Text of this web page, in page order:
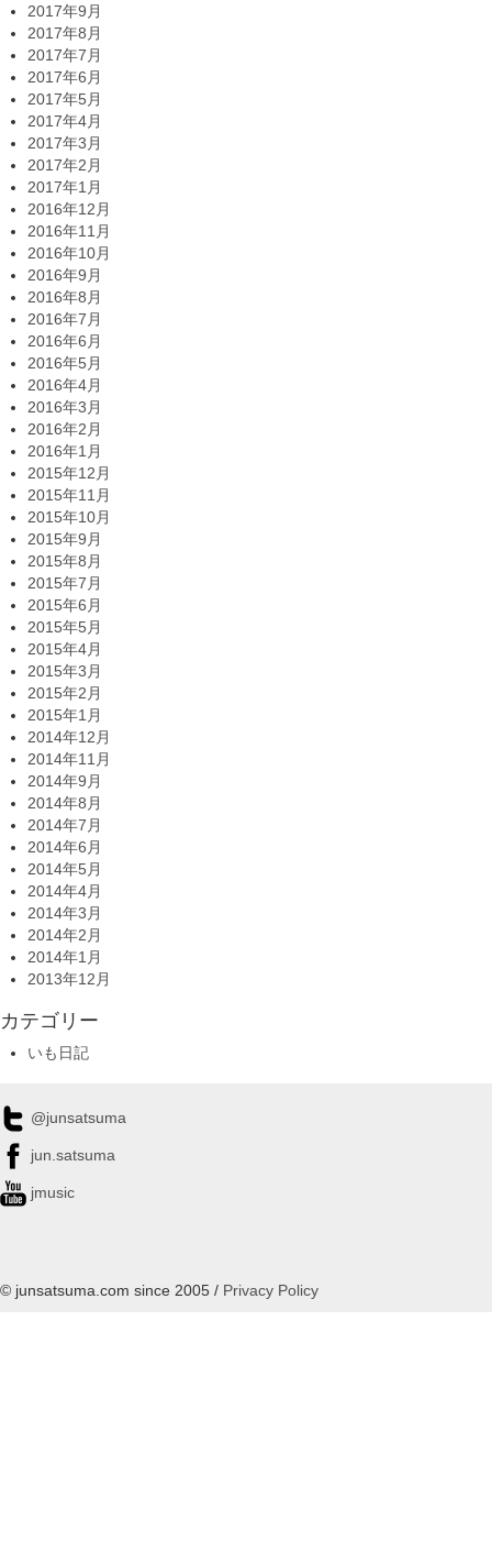
2017年9月
2017年8月
2017年7月
2017年6月
2017年5月
2017年4月
2017年3月
2017年2月
2017年1月
2016年12月
2016年11月
2016年10月
2016年9月
2016年8月
2016年7月
2016年6月
2016年5月
2016年4月
2016年3月
2016年2月
2016年1月
2015年12月
2015年11月
2015年10月
2015年9月
2015年8月
2015年7月
2015年6月
2015年5月
2015年4月
2015年3月
2015年2月
2015年1月
2014年12月
2014年11月
2014年9月
2014年8月
2014年7月
2014年6月
2014年5月
2014年4月
2014年3月
2014年2月
2014年1月
2013年12月
カテゴリー
いも日記
@junsatsuma
jun.satsuma
jmusic
© junsatsuma.com since 2005 / Privacy Policy